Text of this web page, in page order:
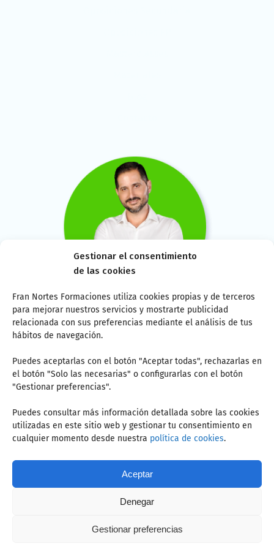
Gestionar el consentimiento
de las cookies
Fran Nortes Formaciones utiliza cookies propias y de terceros
para mejorar nuestros servicios y mostrarte publicidad
relacionada con sus preferencias mediante el análisis de tus
hábitos de navegación.
Puedes aceptarlas con el botón "Aceptar todas", rechazarlas en
el botón "Solo las necesarias" o configurarlas con el botón
"Gestionar preferencias".
Puedes consultar más información detallada sobre las cookies
utilizadas en este sitio web y gestionar tu consentimiento en
cualquier momento desde nuestra política de cookies.
Aceptar
Denegar
Gestionar preferencias
Sobre mí
preparador de oposiciones junto a mi equipo de
Inspectores de Educación y profesores. Somos
expertos en legislación educativa e impartimos
ponencias y formaciones relacionadas con la
docencia...
Saber más
Política de cookies · Política de privacidad